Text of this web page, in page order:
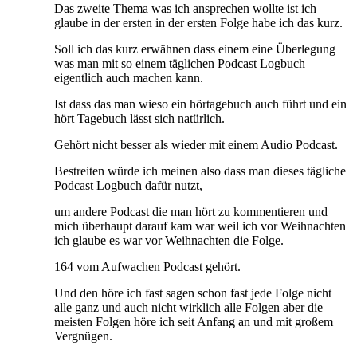
Das zweite Thema was ich ansprechen wollte ist ich
glaube in der ersten in der ersten Folge habe ich das kurz.
Soll ich das kurz erwähnen dass einem eine Überlegung
was man mit so einem täglichen Podcast Logbuch
eigentlich auch machen kann.
Ist dass das man wieso ein hörtagebuch auch führt und ein
hört Tagebuch lässt sich natürlich.
Gehört nicht besser als wieder mit einem Audio Podcast.
Bestreiten würde ich meinen also dass man dieses tägliche
Podcast Logbuch dafür nutzt,
um andere Podcast die man hört zu kommentieren und
mich überhaupt darauf kam war weil ich vor Weihnachten
ich glaube es war vor Weihnachten die Folge.
164 vom Aufwachen Podcast gehört.
Und den höre ich fast sagen schon fast jede Folge nicht
alle ganz und auch nicht wirklich alle Folgen aber die
meisten Folgen höre ich seit Anfang an und mit großem
Vergnügen.